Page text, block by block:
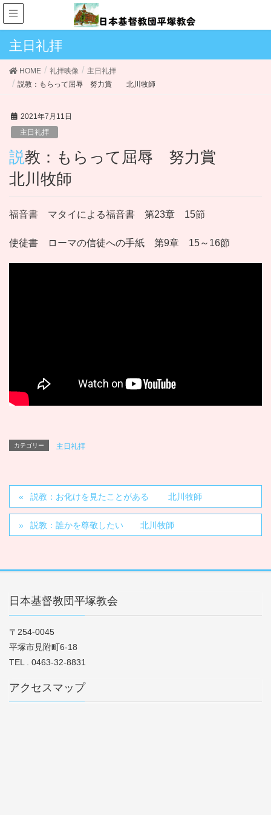
主日礼拝
HOME 礼拝映像
主日礼拝
説教：もらって屈辱 努力賞 北川牧師
2021年7月11日
主日礼拝
説教：もらって屈辱 努力賞
北川牧師
福音書 マタイによる福音書 第23章 15節
使徒書 ローマの信徒への手紙 第9章 15～16節
カテゴリー 主日礼拝
説教：お化けを見たことがある 北川牧師
説教：誰かを尊敬したい 北川牧師
日本基督教団平塚教会
〒254-0045
平塚市見附町6-18
TEL . 0463-32-8831
アクセスマップ